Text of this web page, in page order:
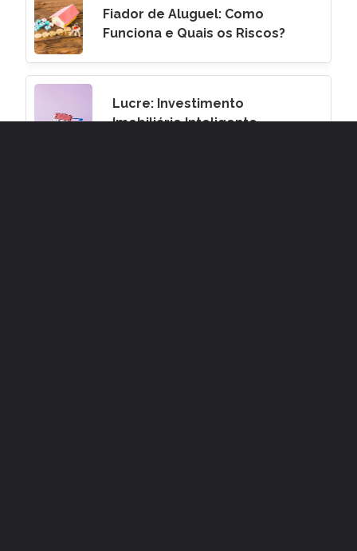
Fiador de Aluguel: Como
Funciona e Quais os Riscos?
Lucre: Investimento
Imobiliário Inteligente